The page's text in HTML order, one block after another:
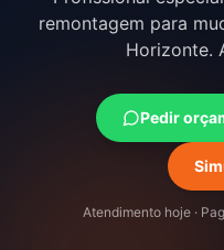
remontagem para
Horizonte.
Pedir
Atendimento hoje ·